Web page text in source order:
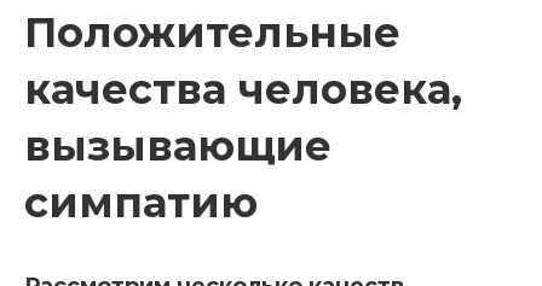
Положительные
качества человека,
вызывающие
симпатию